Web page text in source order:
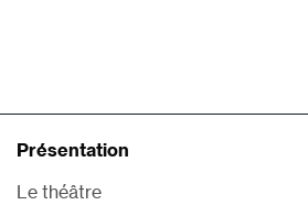
Présentation
Le théâtre